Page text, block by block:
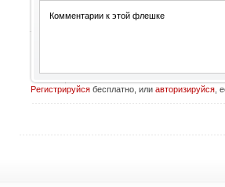
Регистрируйсябесплатно, или авторизируйся,